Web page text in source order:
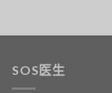
SOS医生